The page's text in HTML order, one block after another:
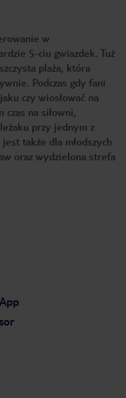
w
5-ciu gwiazdek. Tuż
plaża, która
Podczas gdy fani
czy wiosłować na
na siłowni,
przy jednym z
także dla młodszych
oraz wydzielona strefa